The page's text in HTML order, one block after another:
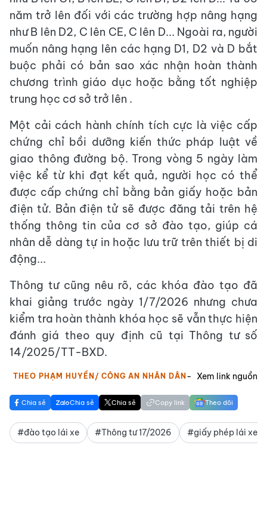
năm trở lên đối với các trường hợp nâng hạng
như B lên D2, C lên CE, C lên D... Ngoài ra, người
muốn nâng hạng lên các hạng D1, D2 và D bắt
buộc phải có bản sao xác nhận hoàn thành
chương trình giáo dục hoặc bằng tốt nghiệp
trung học cơ sở trở lên .
Một cải cách hành chính tích cực là việc cấp
chứng chỉ bồi dưỡng kiến thức pháp luật về
giao thông đường bộ. Trong vòng 5 ngày làm
việc kể từ khi đạt kết quả, người học có thể
được cấp chứng chỉ bằng bản giấy hoặc bản
điện tử. Bản điện tử sẽ được đăng tải trên hệ
thống thông tin của cơ sở đào tạo, giúp cá
nhân dễ dàng tự in hoặc lưu trữ trên thiết bị di
động...
Thông tư cũng nêu rõ, các khóa đào tạo đã
khai giảng trước ngày 1/7/2026 nhưng chưa
kiểm tra hoàn thành khóa học sẽ vẫn thực hiện
đánh giá theo quy định cũ tại Thông tư số
14/2025/TT-BXD.
THEO PHẠM HUYỀN/ CÔNG AN NHÂN DÂN Xem link nguồn
Chia sẻ Chia sẻ Chia sẻ Copy link Theo dõi
#đào tạo lái xe #Thông tư 17/2026 #giấy phép lái xe